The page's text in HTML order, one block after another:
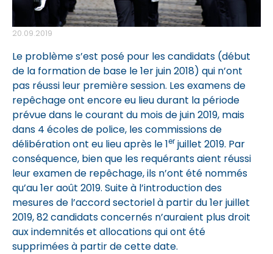
20.09.2019
Le problème s’est posé pour les candidats (début
de la formation de base le 1er juin 2018) qui n’ont
pas réussi leur première session. Les examens de
repêchage ont encore eu lieu durant la période
prévue dans le courant du mois de juin 2019, mais
dans 4 écoles de police, les commissions de
délibération ont eu lieu après le 1er juillet 2019. Par
conséquence, bien que les requérants aient réussi
leur examen de repêchage, ils n’ont été nommés
qu’au 1er août 2019. Suite à l’introduction des
mesures de l’accord sectoriel à partir du 1er juillet
2019, 82 candidats concernés n’auraient plus droit
aux indemnités et allocations qui ont été
supprimées à partir de cette date.